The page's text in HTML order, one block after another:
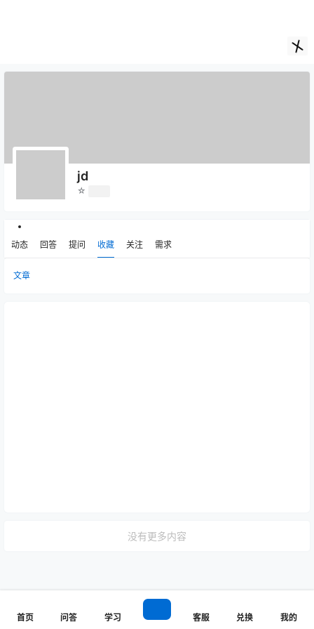
jd
☆
动态 回答 提问 收藏 关注 需求
文章
没有更多内容
首页 问答 学习 客服 兑换 我的